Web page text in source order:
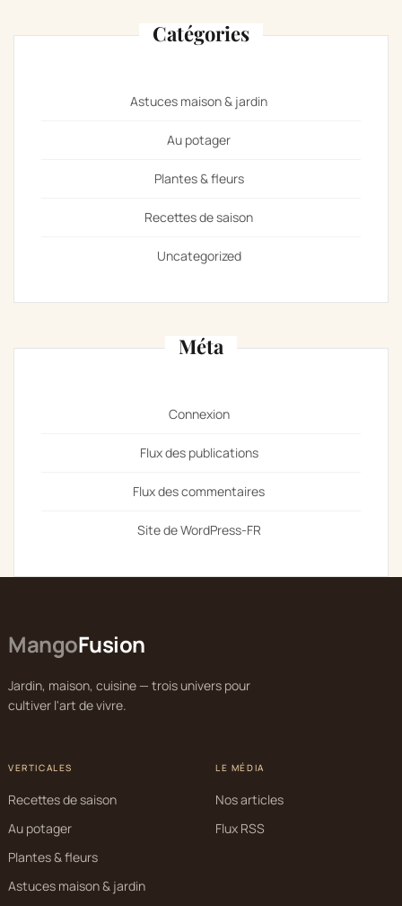
Catégories
Astuces maison & jardin
Au potager
Plantes & fleurs
Recettes de saison
Uncategorized
Méta
Connexion
Flux des publications
Flux des commentaires
Site de WordPress-FR
MangoFusion
Jardin, maison, cuisine — trois univers pour
cultiver l'art de vivre.
VERTICALES
Recettes de saison
Au potager
Plantes & fleurs
Astuces maison & jardin
LE MÉDIA
Nos articles
Flux RSS